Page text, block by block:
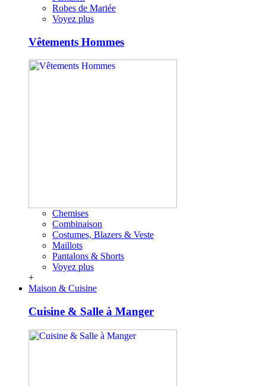
Robes de Mariée
Voyez plus
Vêtements Hommes
Chemises
Combinaison
Costumes, Blazers & Veste
Maillots
Pantalons & Shorts
Voyez plus
+
Maison & Cuisine
Cuisine & Salle à Manger